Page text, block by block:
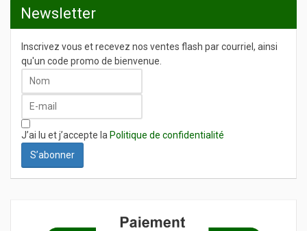
Newsletter
Inscrivez vous et recevez nos ventes flash par courriel, ainsi
qu'un code promo de bienvenue.
J’ai lu et j’accepte la Politique de confidentialité
S’abonner